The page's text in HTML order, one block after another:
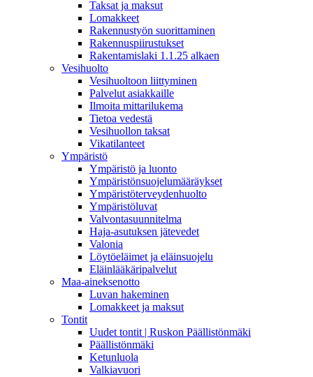
Taksat ja maksut
Lomakkeet
Rakennustyön suorittaminen
Rakennuspiirustukset
Rakentamislaki 1.1.25 alkaen
Vesihuolto
Vesihuoltoon liittyminen
Palvelut asiakkaille
Ilmoita mittarilukema
Tietoa vedestä
Vesihuollon taksat
Vikatilanteet
Ympäristö
Ympäristö ja luonto
Ympäristönsuojelumääräykset
Ympäristöterveydenhuolto
Ympäristöluvat
Valvontasuunnitelma
Haja-asutuksen jätevedet
Valonia
Löytöeläimet ja eläinsuojelu
Eläinlääkäripalvelut
Maa-aineksenotto
Luvan hakeminen
Lomakkeet ja maksut
Tontit
Uudet tontit | Ruskon Päällistönmäki
Päällistönmäki
Ketunluola
Valkiavuori